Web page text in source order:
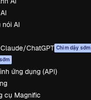
nói AI
ChatGPT Chim dậy sớm
ứng dụng (API)
cụ Magnific